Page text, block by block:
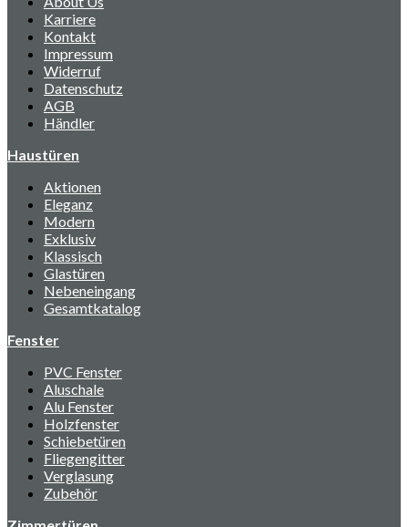
Karriere
Kontakt
Impressum
Widerruf
Datenschutz
AGB
Händler
Haustüren
Aktionen
Eleganz
Modern
Exklusiv
Klassisch
Glastüren
Nebeneingang
Gesamtkatalog
Fenster
PVC Fenster
Aluschale
Alu Fenster
Holzfenster
Schiebetüren
Fliegengitter
Verglasung
Zubehör